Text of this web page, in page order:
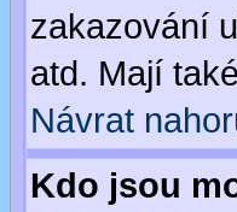
zakazování
atd. Mají
Návrat
Kdo jsou